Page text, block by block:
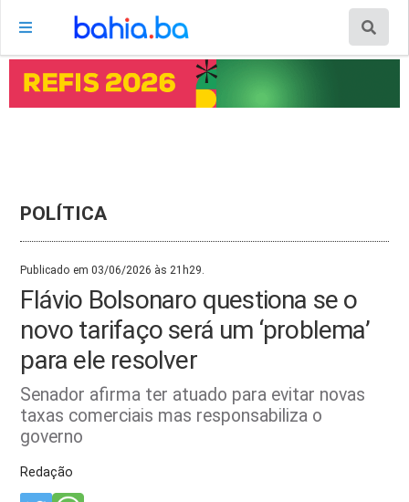
POLÍTICA
Publicado em 03/06/2026 às 21h29.
Flávio Bolsonaro questiona se o
novo tarifaço será um ‘problema’
para ele resolver
Senador afirma ter atuado para evitar novas
taxas comerciais mas responsabiliza o
governo
Redação